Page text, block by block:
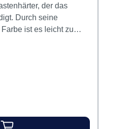
der das
Durch seine
ist es leicht zu
homogen ist. Bitte
Sytem
der Handhabung
Einsatzvielseitigkeit